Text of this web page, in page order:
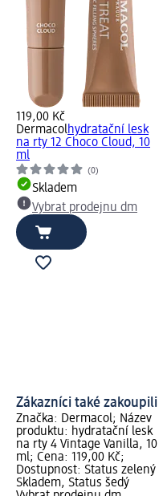
119,00 Kč
Dermacolhydratační lesk
na rty 12 Choco Cloud, 10
ml
(0)
Skladem
Vybrat prodejnu dm
Zákazníci také zakoupili
Značka: Dermacol; Název
produktu: hydratační lesk
na rty 4 Vintage Vanilla, 10
ml; Cena: 119,00 Kč;
Dostupnost: Status zelený
Skladem, Status šedý